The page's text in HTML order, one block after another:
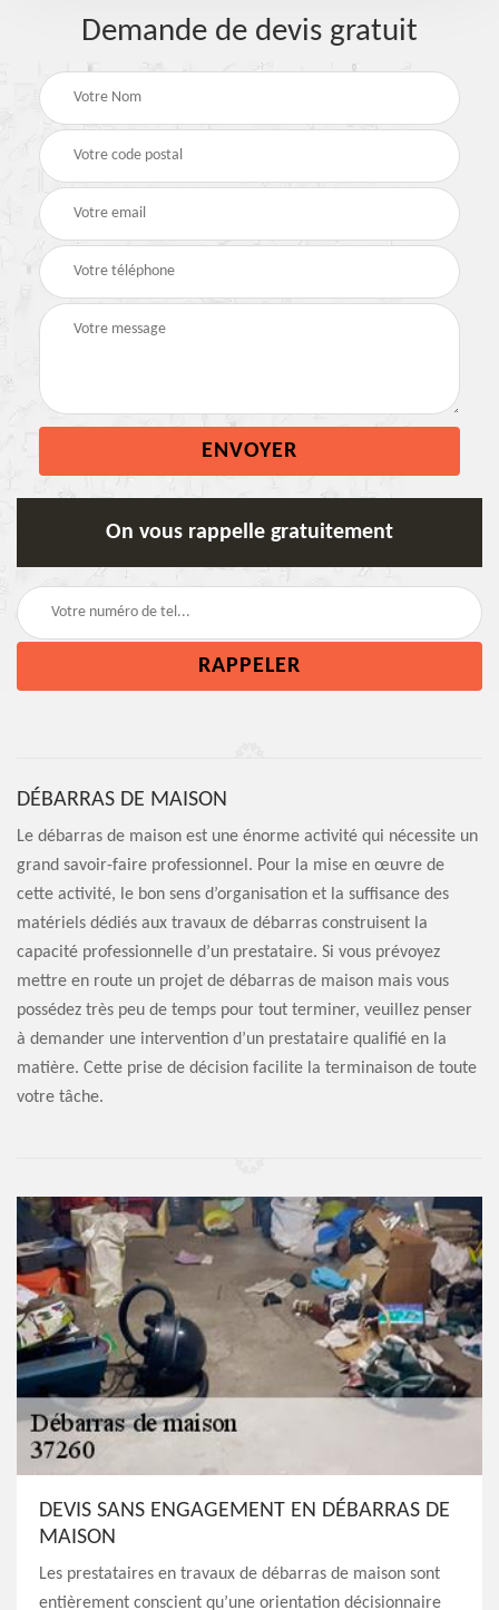
Demande de devis gratuit
On vous rappelle gratuitement
DÉBARRAS DE MAISON
Le débarras de maison est une énorme activité qui nécessite un
grand savoir-faire professionnel. Pour la mise en œuvre de
cette activité, le bon sens d’organisation et la suffisance des
matériels dédiés aux travaux de débarras construisent la
capacité professionnelle d’un prestataire. Si vous prévoyez
mettre en route un projet de débarras de maison mais vous
possédez très peu de temps pour tout terminer, veuillez penser
à demander une intervention d’un prestataire qualifié en la
matière. Cette prise de décision facilite la terminaison de toute
votre tâche.
DEVIS SANS ENGAGEMENT EN DÉBARRAS DE
MAISON
Les prestataires en travaux de débarras de maison sont
entièrement conscient qu’une orientation décisionnaire